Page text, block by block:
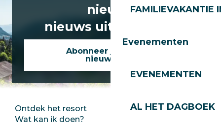
FAMILIEVAKANTIE
Evenementen
EVENEMENTEN
AL HET DAGBOEK
nieuws
nieuws uit Les Gets!
Abonneer je op onze
nieuwsbrief
Ontdek het resort
Wat kan ik doen?
Perszaal